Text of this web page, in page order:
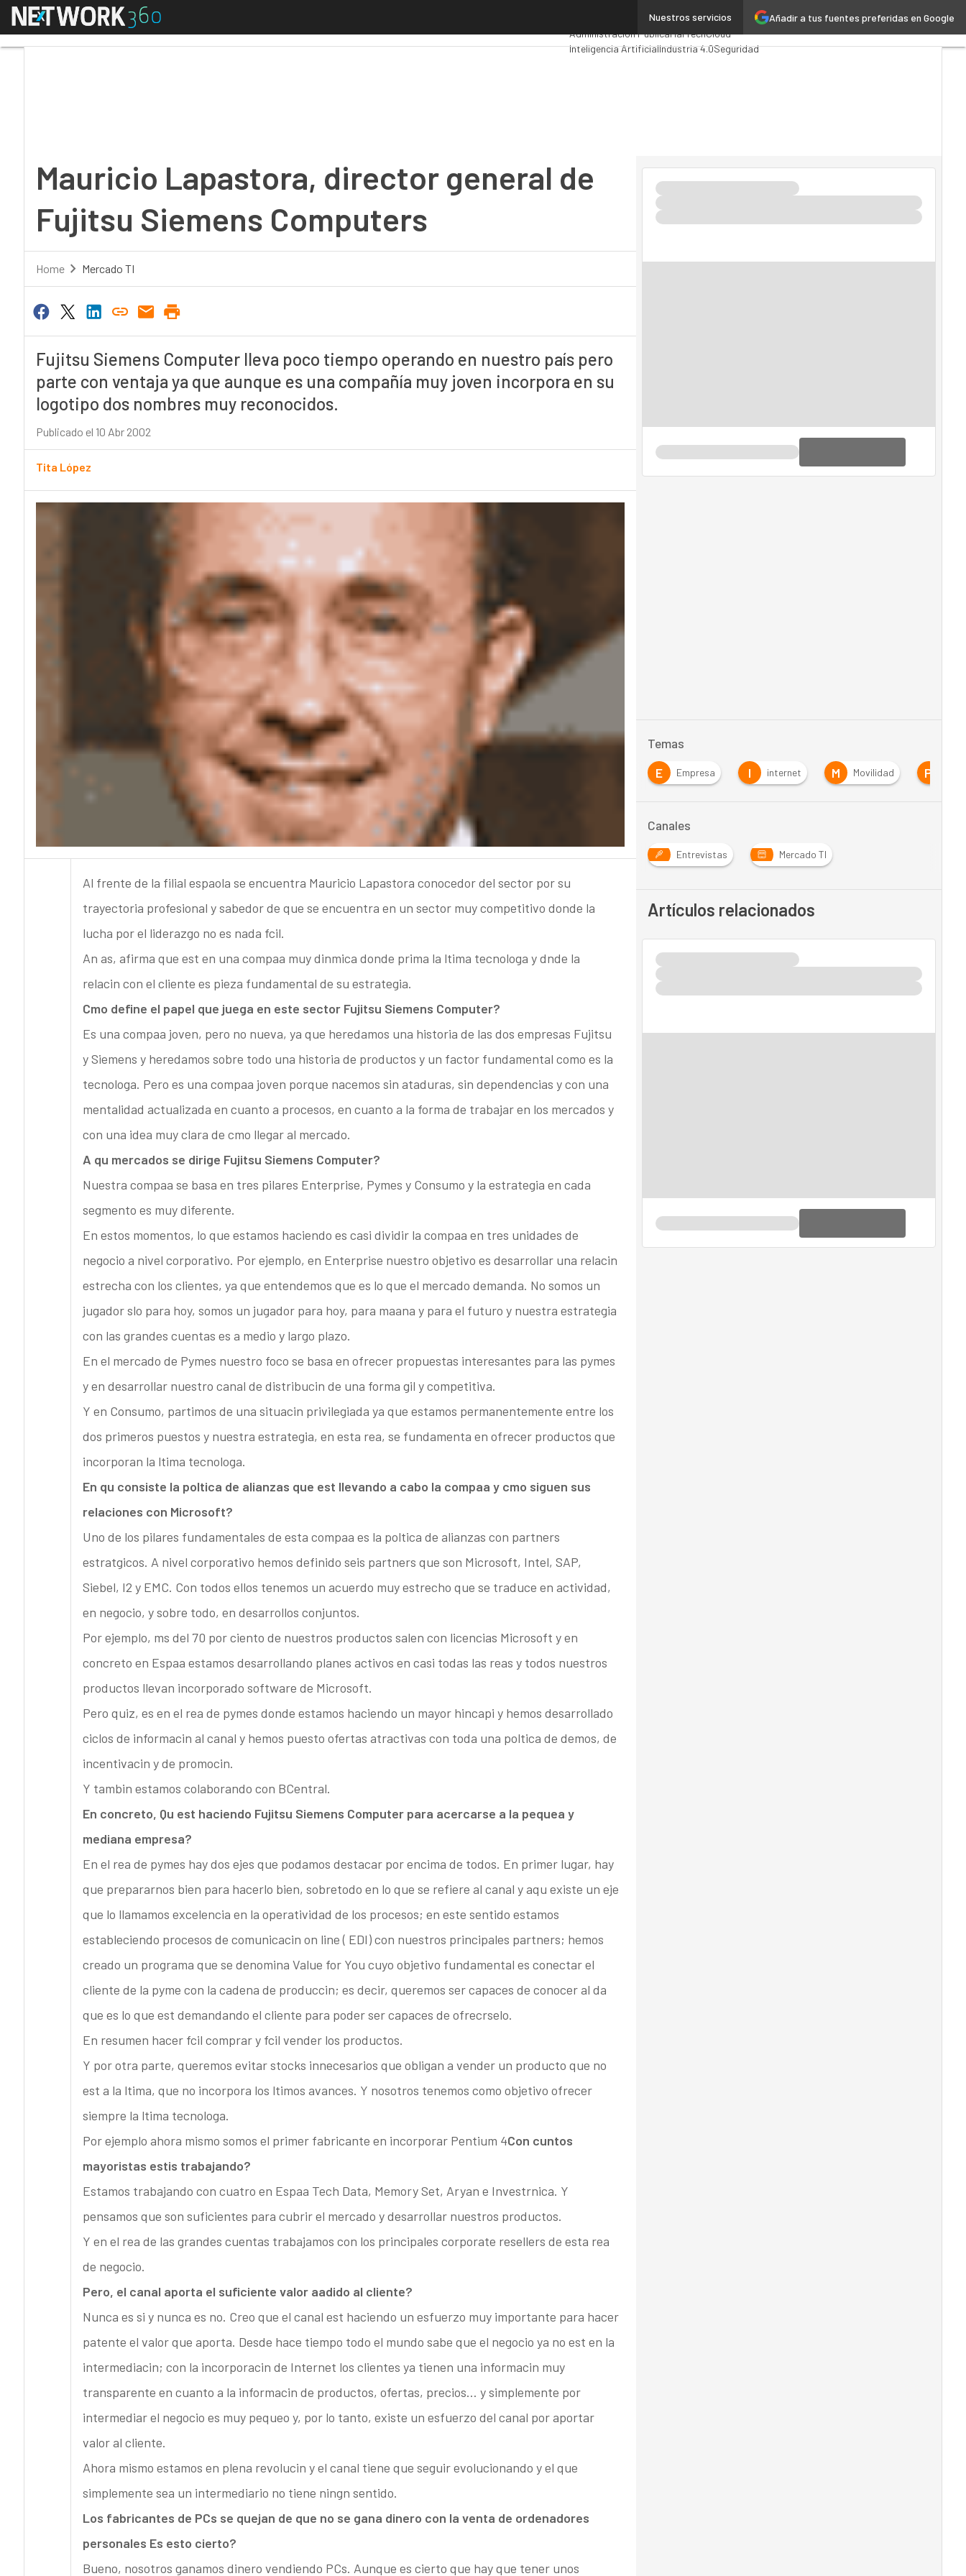
Añadir a tus fuentes preferidas en Google
Nuestros servicios
Menú Premios ComputingAnalytics
Administración PúblicaMarTechCloud
Inteligencia ArtificialIndustria 4.0Seguridad
Mauricio Lapastora, director general de
Fujitsu Siemens Computers
Home Mercado TI
Fujitsu Siemens Computer lleva poco tiempo operando en nuestro país pero
parte con ventaja ya que aunque es una compañía muy joven incorpora en su
logotipo dos nombres muy reconocidos.
Publicado el 10 Abr 2002
Tita López
Al frente de la filial espaola se encuentra Mauricio Lapastora conocedor del sector por su
trayectoria profesional y sabedor de que se encuentra en un sector muy competitivo donde la
lucha por el liderazgo no es nada fcil.
An as, afirma que est en una compaa muy dinmica donde prima la ltima tecnologa y dnde la
relacin con el cliente es pieza fundamental de su estrategia.
Cmo define el papel que juega en este sector Fujitsu Siemens Computer?
Es una compaa joven, pero no nueva, ya que heredamos una historia de las dos empresas Fujitsu
y Siemens y heredamos sobre todo una historia de productos y un factor fundamental como es la
tecnologa. Pero es una compaa joven porque nacemos sin ataduras, sin dependencias y con una
mentalidad actualizada en cuanto a procesos, en cuanto a la forma de trabajar en los mercados y
con una idea muy clara de cmo llegar al mercado.
A qu mercados se dirige Fujitsu Siemens Computer?
Nuestra compaa se basa en tres pilares Enterprise, Pymes y Consumo y la estrategia en cada
segmento es muy diferente.
En estos momentos, lo que estamos haciendo es casi dividir la compaa en tres unidades de
negocio a nivel corporativo. Por ejemplo, en Enterprise nuestro objetivo es desarrollar una relacin
estrecha con los clientes, ya que entendemos que es lo que el mercado demanda. No somos un
jugador slo para hoy, somos un jugador para hoy, para maana y para el futuro y nuestra estrategia
con las grandes cuentas es a medio y largo plazo.
En el mercado de Pymes nuestro foco se basa en ofrecer propuestas interesantes para las pymes
y en desarrollar nuestro canal de distribucin de una forma gil y competitiva.
Y en Consumo, partimos de una situacin privilegiada ya que estamos permanentemente entre los
dos primeros puestos y nuestra estrategia, en esta rea, se fundamenta en ofrecer productos que
incorporan la ltima tecnologa.
En qu consiste la poltica de alianzas que est llevando a cabo la compaa y cmo siguen sus
relaciones con Microsoft?
Uno de los pilares fundamentales de esta compaa es la poltica de alianzas con partners
estratgicos. A nivel corporativo hemos definido seis partners que son Microsoft, Intel, SAP,
Siebel, I2 y EMC. Con todos ellos tenemos un acuerdo muy estrecho que se traduce en actividad,
en negocio, y sobre todo, en desarrollos conjuntos.
Por ejemplo, ms del 70 por ciento de nuestros productos salen con licencias Microsoft y en
concreto en Espaa estamos desarrollando planes activos en casi todas las reas y todos nuestros
productos llevan incorporado software de Microsoft.
Pero quiz, es en el rea de pymes donde estamos haciendo un mayor hincapi y hemos desarrollado
ciclos de informacin al canal y hemos puesto ofertas atractivas con toda una poltica de demos, de
incentivacin y de promocin.
Y tambin estamos colaborando con BCentral.
En concreto, Qu est haciendo Fujitsu Siemens Computer para acercarse a la pequea y
mediana empresa?
En el rea de pymes hay dos ejes que podamos destacar por encima de todos. En primer lugar, hay
que prepararnos bien para hacerlo bien, sobretodo en lo que se refiere al canal y aqu existe un eje
que lo llamamos excelencia en la operatividad de los procesos; en este sentido estamos
estableciendo procesos de comunicacin on line ( EDI) con nuestros principales partners; hemos
creado un programa que se denomina Value for You cuyo objetivo fundamental es conectar el
cliente de la pyme con la cadena de produccin; es decir, queremos ser capaces de conocer al da
que es lo que est demandando el cliente para poder ser capaces de ofrecrselo.
En resumen hacer fcil comprar y fcil vender los productos.
Y por otra parte, queremos evitar stocks innecesarios que obligan a vender un producto que no
est a la ltima, que no incorpora los ltimos avances. Y nosotros tenemos como objetivo ofrecer
siempre la ltima tecnologa.
Por ejemplo ahora mismo somos el primer fabricante en incorporar Pentium 4Con cuntos
mayoristas estis trabajando?
Estamos trabajando con cuatro en Espaa Tech Data, Memory Set, Aryan e Investrnica. Y
pensamos que son suficientes para cubrir el mercado y desarrollar nuestros productos.
Y en el rea de las grandes cuentas trabajamos con los principales corporate resellers de esta rea
de negocio.
Pero, el canal aporta el suficiente valor aadido al cliente?
Nunca es si y nunca es no. Creo que el canal est haciendo un esfuerzo muy importante para hacer
patente el valor que aporta. Desde hace tiempo todo el mundo sabe que el negocio ya no est en la
intermediacin; con la incorporacin de Internet los clientes ya tienen una informacin muy
transparente en cuanto a la informacin de productos, ofertas, precios… y simplemente por
intermediar el negocio es muy pequeo y, por lo tanto, existe un esfuerzo del canal por aportar
valor al cliente.
Ahora mismo estamos en plena revolucin y el canal tiene que seguir evolucionando y el que
simplemente sea un intermediario no tiene ningn sentido.
Los fabricantes de PCs se quejan de que no se gana dinero con la venta de ordenadores
personales Es esto cierto?
Bueno, nosotros ganamos dinero vendiendo PCs. Aunque es cierto que hay que tener unos
Temas
E Empresa I internet M Movilidad P
Canales
Entrevistas Mercado TI
Artículos relacionados